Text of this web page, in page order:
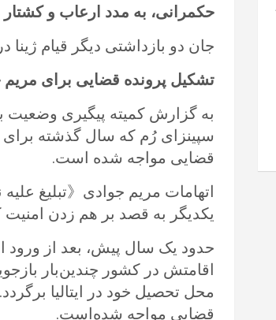
حکمرانی، به مدد ارعاب و
جان دو بازداشتی دیگر قیام
تشکیل پرونده قضایی برای
به گزارش کمیته پیگیری
سپینزای رُم که سال گذشته برای
قضایی مواجه شده است.
اتهامات مریم جوادی《تبلیغ
یکدیگر به قصد بر هم زدن
حدود یک سال پیش، بعد از ورود
اقامتش در کشور چندین‌بار
محل تحصیل خود در ایتالیا
قضایی مواجه شده‌است.